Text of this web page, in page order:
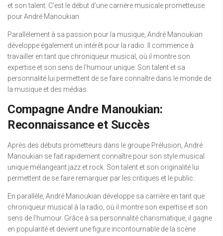
et son talent. C’est le début d’une carrière musicale prometteuse
pour André Manoukian.
Parallèlement à sa passion pour la musique, André Manoukian
développe également un intérêt pour la radio. Il commence à
travailler en tant que chroniqueur musical, où il montre son
expertise et son sens de l’humour unique. Son talent et sa
personnalité lui permettent de se faire connaître dans le monde de
la musique et des médias.
Compagne Andre Manoukian:
Reconnaissance et Succès
Après des débuts prometteurs dans le groupe Prélusion, André
Manoukian se fait rapidement connaître pour son style musical
unique mélangeant jazz et rock. Son talent et son originalité lui
permettent de se faire remarquer par les critiques et le public.
En parallèle, André Manoukian développe sa carrière en tant que
chroniqueur musical à la radio, où il montre son expertise et son
sens de l’humour. Grâce à sa personnalité charismatique, il gagne
en popularité et devient une figure incontournable de la scène